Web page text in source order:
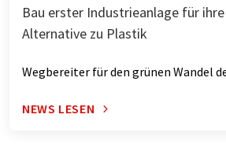
Bau erster Industrieanlage für
Alternative zu Plastik
Wegbereiter für den grünen Wandel
NEWS LESEN